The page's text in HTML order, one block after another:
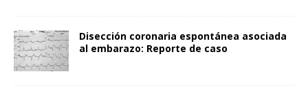
Disección coronaria espontánea asociada
al embarazo: Reporte de caso